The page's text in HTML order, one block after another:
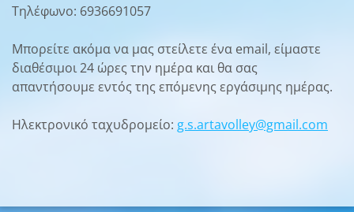
Τηλέφωνο: 6936691057
Μπορείτε ακόμα να μας στείλετε ένα email, είμαστε
διαθέσιμοι 24 ώρες την ημέρα και θα σας
απαντήσουμε εντός της επόμενης εργάσιμης ημέρας.
Ηλεκτρονικό ταχυδρομείο: g.s.artavolley@gmail.com